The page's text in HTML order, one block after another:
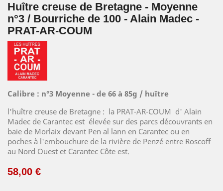
Huître creuse de Bretagne - Moyenne
n°3 / Bourriche de 100 - Alain Madec -
PRAT-AR-COUM
Calibre : n°3 Moyenne - de 66 à 85g / huître
l'huître creuse de Bretagne : la PRAT-AR-COUM d' Alain
Madec de Carantec est élevée sur des parcs découvrants en
baie de Morlaix devant Pen al lann en Carantec ou en
poches à l'embouchure de la rivière de Penzé entre Roscoff
au Nord Ouest et Carantec Côte est.
58,00 €